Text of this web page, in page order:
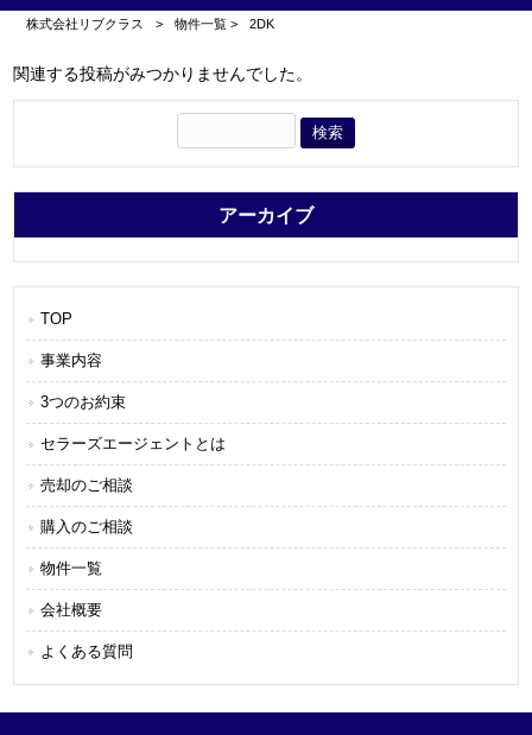
株式会社リブクラス > 物件一覧 > 2DK
関連する投稿がみつかりませんでした。
アーカイブ
TOP
事業内容
3つのお約束
セラーズエージェントとは
売却のご相談
購入のご相談
物件一覧
会社概要
よくある質問